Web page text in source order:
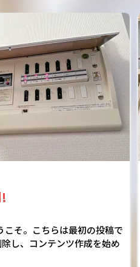
こそ。こちらは最初の投稿で
し、コンテンツ作成を始め